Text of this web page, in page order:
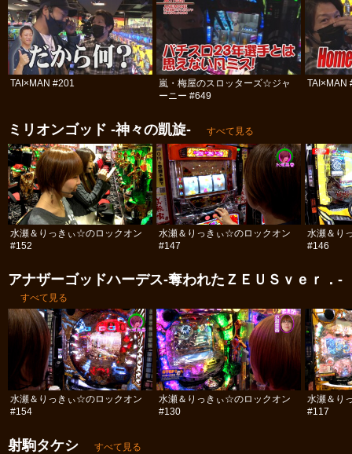
TAI×MAN #201
嵐・梅屋のスロッターズ☆ジャ
ーニー #649
TAI×MAN
ミリオンゴッド -神々の凱旋- すべて見る
水瀬＆りっきぃ☆のロックオン
#152
水瀬＆りっきぃ☆のロックオン
#147
水瀬＆り
#146
アナザーゴッドハーデス-奪われたＺＥＵＳｖｅｒ．-
すべて見る
水瀬＆りっきぃ☆のロックオン
#154
水瀬＆りっきぃ☆のロックオン
#130
水瀬＆り
#117
射駒タケシ すべて見る